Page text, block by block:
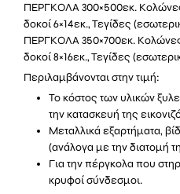
ΠΕΡΓΚΟΛΑ 300×500εκ. Κολώνες
δοκοί 6×14εκ., Τεγίδες
ΠΕΡΓΚΟΛΑ 350×700εκ. Κολώνες
δοκοί 8×16εκ., Τεγίδες
Περιλαμβάνονται στην τιμή:
Το κόστος των υλικών
την κατασκευή της
Μεταλλικά εξαρτήματα,
(ανάλογα με την διατομή
Για την πέργκολα που
κρυφοί σύνδεσμοι.